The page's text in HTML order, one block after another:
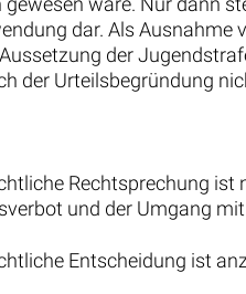
dar. Als Ausnahme
der
der Urteilsbegründung
Rechtsprechung
und der Umgang
Entscheidung ist